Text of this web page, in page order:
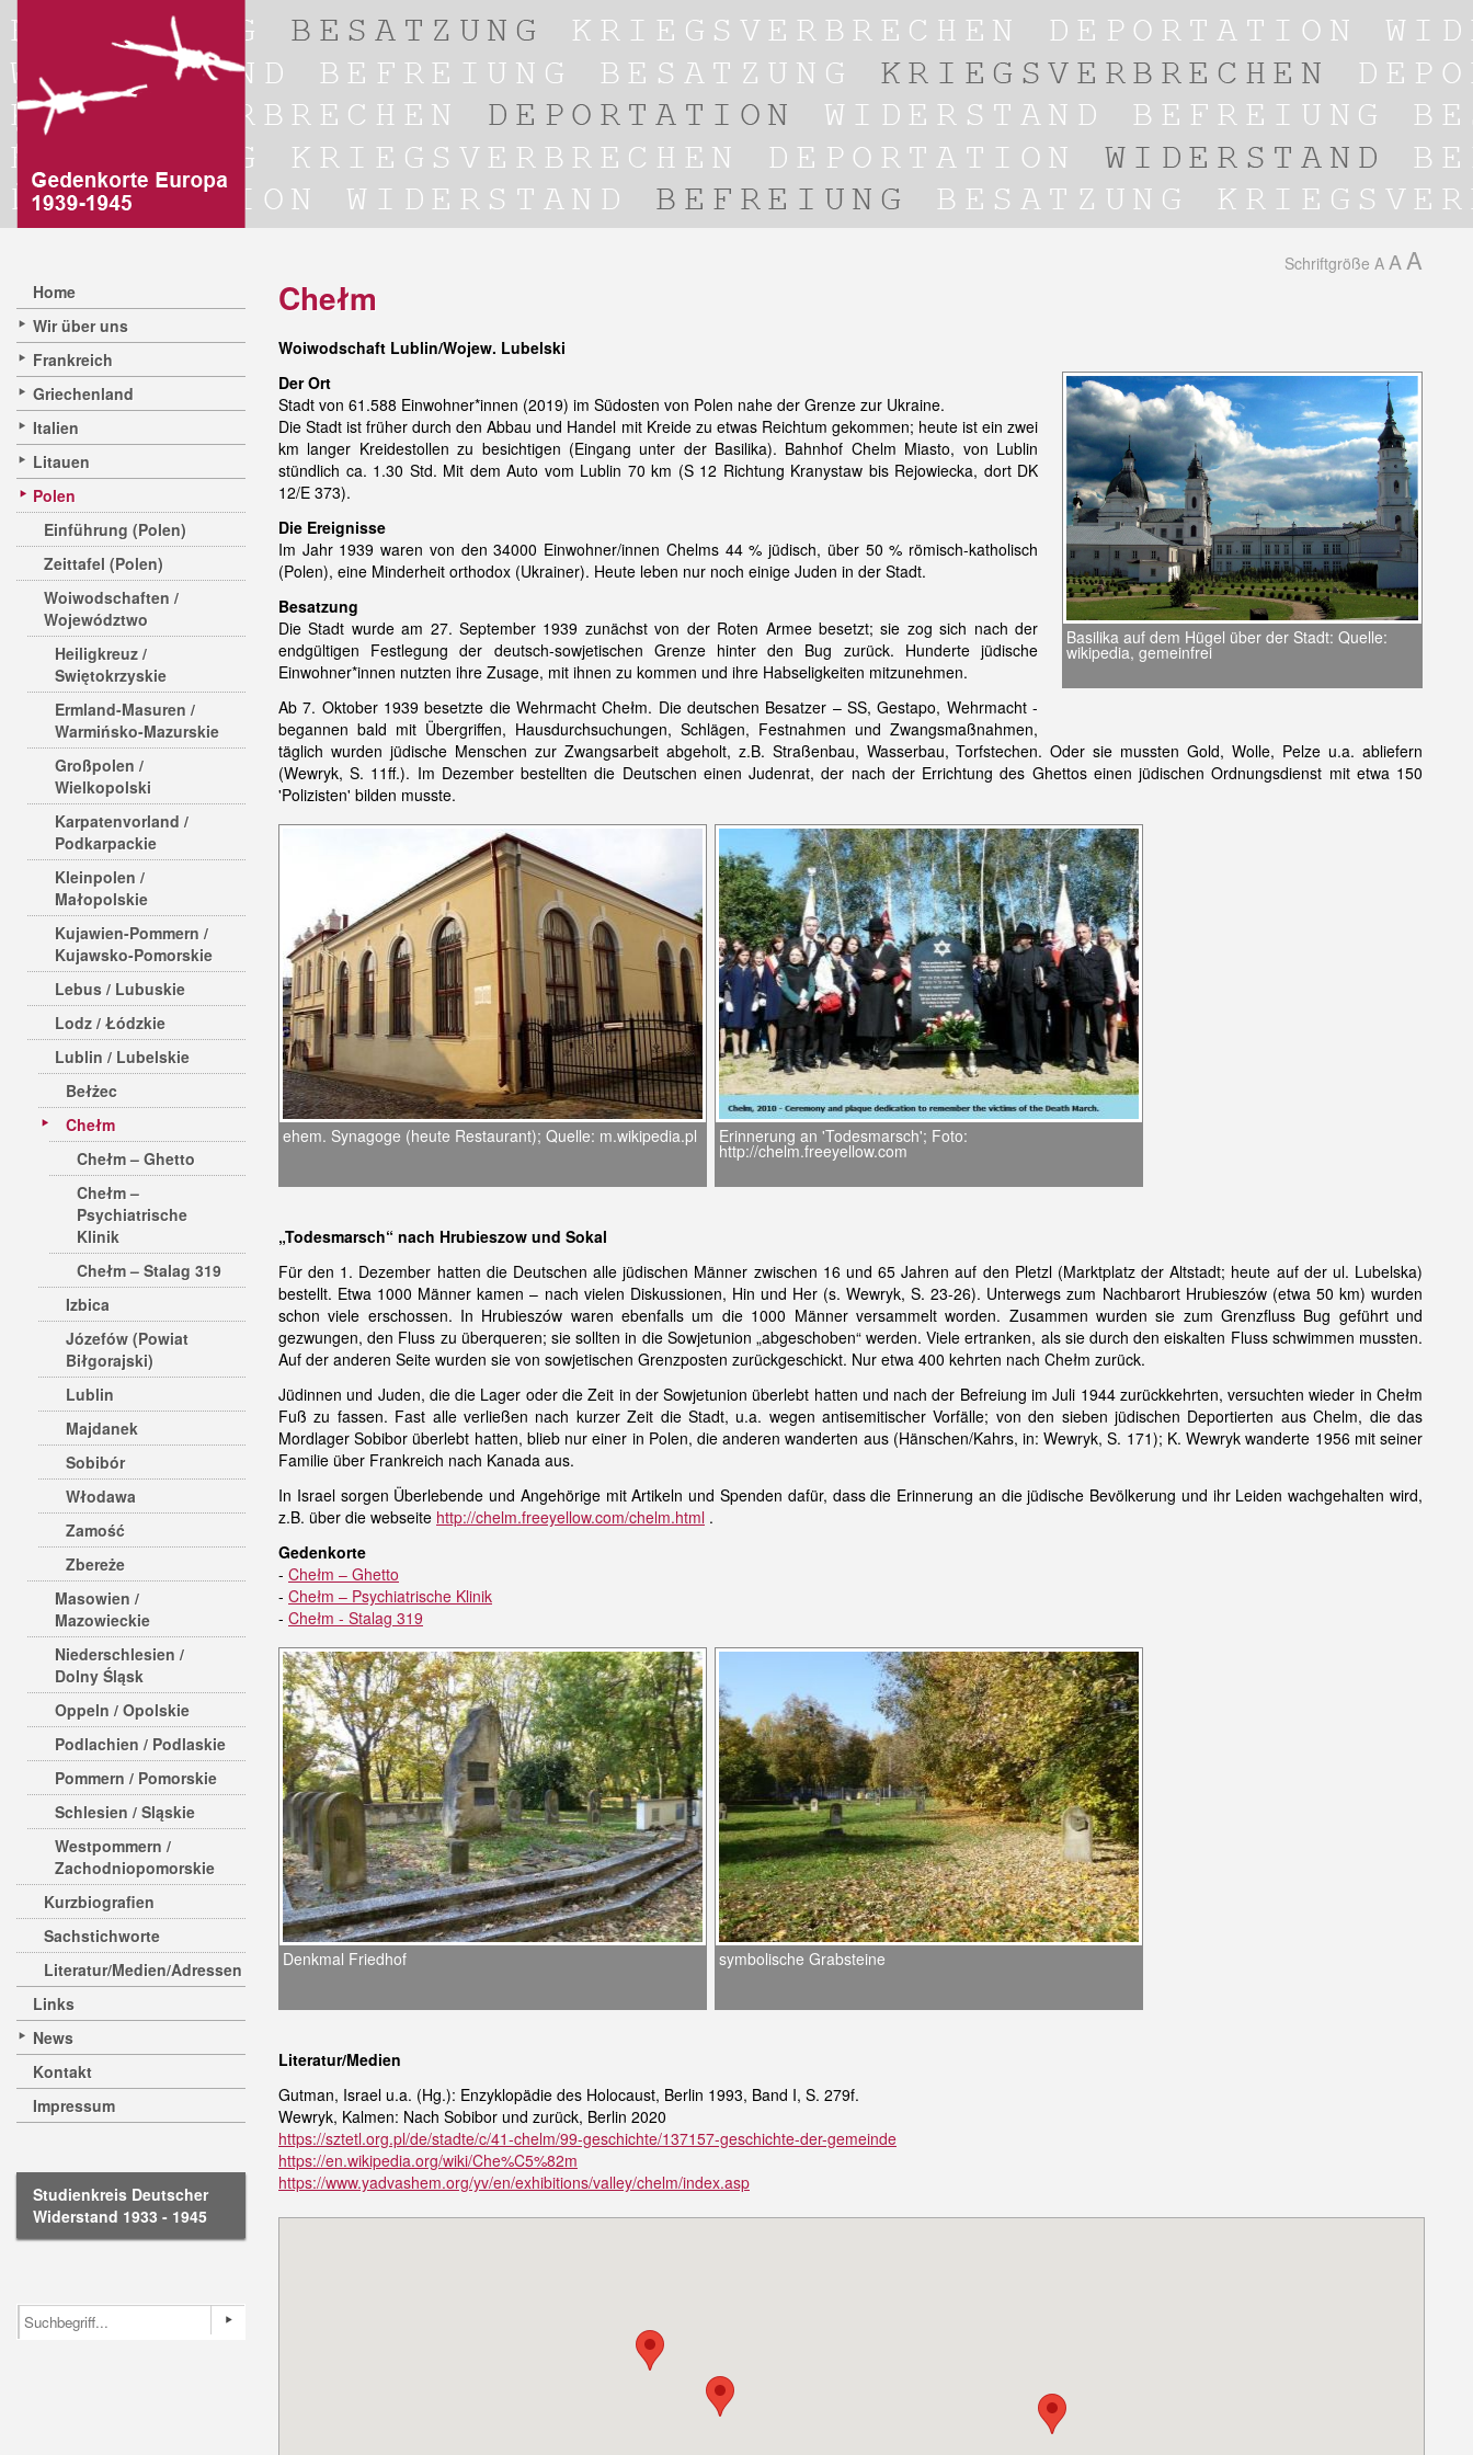
Home
Wir über uns
Frankreich
Griechenland
Italien
Litauen
Polen
Einführung (Polen)
Zeittafel (Polen)
Woiwodschaften /
Województwo
Heiligkreuz /
Swiętokrzyskie
Ermland-Masuren /
Warmińsko-Mazurskie
Großpolen /
Wielkopolski
Karpatenvorland /
Podkarpackie
Kleinpolen /
Małopolskie
Kujawien-Pommern /
Kujawsko-Pomorskie
Lebus / Lubuskie
Lodz / Łódzkie
Lublin / Lubelskie
Bełżec
Chełm
Chełm – Ghetto
Chełm –
Psychiatrische
Klinik
Chełm – Stalag 319
Izbica
Józefów (Powiat
Biłgorajski)
Lublin
Majdanek
Sobibór
Włodawa
Zamość
Zbereże
Masowien /
Mazowieckie
Niederschlesien /
Dolny Śląsk
Oppeln / Opolskie
Podlachien / Podlaskie
Pommern / Pomorskie
Schlesien / Sląskie
Westpommern /
Zachodniopomorskie
Kurzbiografien
Sachstichworte
Literatur/Medien/Adressen
Links
News
Kontakt
Impressum
Studienkreis Deutscher
Widerstand 1933 - 1945
Schriftgröße A A A
Chełm
Woiwodschaft Lublin/Wojew. Lubelski
Basilika auf dem Hügel über der Stadt: Quelle:
wikipedia, gemeinfrei
Der Ort
Stadt von 61.588 Einwohner*innen (2019) im Südosten von Polen nahe der Grenze zur Ukraine.
Die Stadt ist früher durch den Abbau und Handel mit Kreide zu etwas Reichtum gekommen; heute ist ein zwei
km langer Kreidestollen zu besichtigen (Eingang unter der Basilika). Bahnhof Chelm Miasto, von Lublin
stündlich ca. 1.30 Std. Mit dem Auto vom Lublin 70 km (S 12 Richtung Kranystaw bis Rejowiecka, dort DK
12/E 373).
Die Ereignisse
Im Jahr 1939 waren von den 34000 Einwohner/innen Chelms 44 % jüdisch, über 50 % römisch-katholisch
(Polen), eine Minderheit orthodox (Ukrainer). Heute leben nur noch einige Juden in der Stadt.
Besatzung
Die Stadt wurde am 27. September 1939 zunächst von der Roten Armee besetzt; sie zog sich nach der
endgültigen Festlegung der deutsch-sowjetischen Grenze hinter den Bug zurück. Hunderte jüdische
Einwohner*innen nutzten ihre Zusage, mit ihnen zu kommen und ihre Habseligkeiten mitzunehmen.
Ab 7. Oktober 1939 besetzte die Wehrmacht Chełm. Die deutschen Besatzer – SS, Gestapo, Wehrmacht -
begannen bald mit Übergriffen, Hausdurchsuchungen, Schlägen, Festnahmen und Zwangsmaßnahmen,
täglich wurden jüdische Menschen zur Zwangsarbeit abgeholt, z.B. Straßenbau, Wasserbau, Torfstechen. Oder sie mussten Gold, Wolle, Pelze u.a. abliefern
(Wewryk, S. 11ff.). Im Dezember bestellten die Deutschen einen Judenrat, der nach der Errichtung des Ghettos einen jüdischen Ordnungsdienst mit etwa 150
'Polizisten' bilden musste.
ehem. Synagoge (heute Restaurant); Quelle: m.wikipedia.pl Erinnerung an 'Todesmarsch'; Foto:
http://chelm.freeyellow.com
„Todesmarsch“ nach Hrubieszow und Sokal
Für den 1. Dezember hatten die Deutschen alle jüdischen Männer zwischen 16 und 65 Jahren auf den Pletzl (Marktplatz der Altstadt; heute auf der ul. Lubelska)
bestellt. Etwa 1000 Männer kamen – nach vielen Diskussionen, Hin und Her (s. Wewryk, S. 23-26). Unterwegs zum Nachbarort Hrubieszów (etwa 50 km) wurden
schon viele erschossen. In Hrubieszów waren ebenfalls um die 1000 Männer versammelt worden. Zusammen wurden sie zum Grenzfluss Bug geführt und
gezwungen, den Fluss zu überqueren; sie sollten in die Sowjetunion „abgeschoben“ werden. Viele ertranken, als sie durch den eiskalten Fluss schwimmen mussten.
Auf der anderen Seite wurden sie von sowjetischen Grenzposten zurückgeschickt. Nur etwa 400 kehrten nach Chełm zurück.
Jüdinnen und Juden, die die Lager oder die Zeit in der Sowjetunion überlebt hatten und nach der Befreiung im Juli 1944 zurückkehrten, versuchten wieder in Chełm
Fuß zu fassen. Fast alle verließen nach kurzer Zeit die Stadt, u.a. wegen antisemitischer Vorfälle; von den sieben jüdischen Deportierten aus Chelm, die das
Mordlager Sobibor überlebt hatten, blieb nur einer in Polen, die anderen wanderten aus (Hänschen/Kahrs, in: Wewryk, S. 171); K. Wewryk wanderte 1956 mit seiner
Familie über Frankreich nach Kanada aus.
In Israel sorgen Überlebende und Angehörige mit Artikeln und Spenden dafür, dass die Erinnerung an die jüdische Bevölkerung und ihr Leiden wachgehalten wird,
z.B. über die webseite http://chelm.freeyellow.com/chelm.html .
Gedenkorte
- Chełm – Ghetto
- Chełm – Psychiatrische Klinik
- Chełm - Stalag 319
Denkmal Friedhof symbolische Grabsteine
Literatur/Medien
Gutman, Israel u.a. (Hg.): Enzyklopädie des Holocaust, Berlin 1993, Band I, S. 279f.
Wewryk, Kalmen: Nach Sobibor und zurück, Berlin 2020
https://sztetl.org.pl/de/stadte/c/41-chelm/99-geschichte/137157-geschichte-der-gemeinde
https://en.wikipedia.org/wiki/Che%C5%82m
https://www.yadvashem.org/yv/en/exhibitions/valley/chelm/index.asp